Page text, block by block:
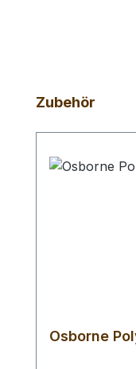
Produktgalerie
Zubehör
Osborne